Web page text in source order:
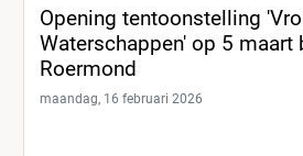
Opening tentoonstelling
Waterschappen' op 5 maart
Roermond
maandag, 16 februari 2026